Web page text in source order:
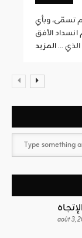
تسمّى، وبأي
الأفق
...
août 3,